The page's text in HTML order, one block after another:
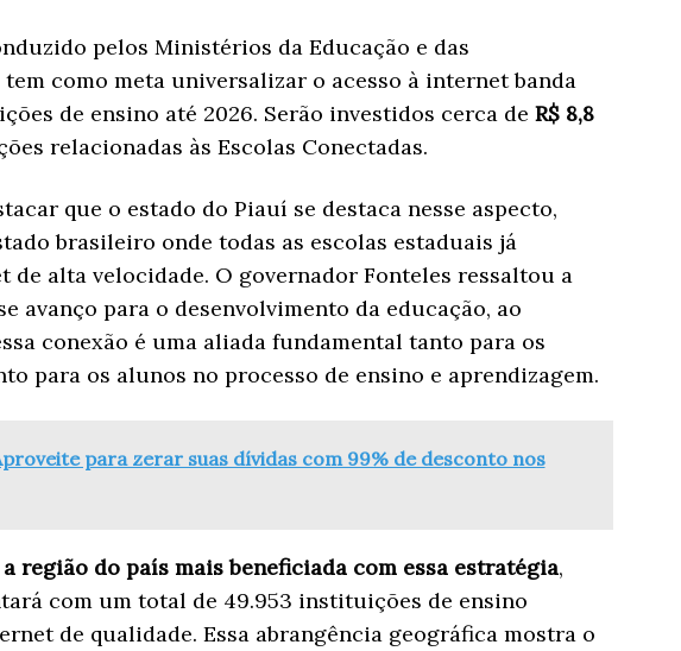
pelos Ministérios da Educação e das
como meta universalizar o acesso à internet banda
de ensino até 2026. Serão investidos cerca de R$ 8,8
relacionadas às Escolas Conectadas.
que o estado do Piauí se destaca nesse aspecto,
brasileiro onde todas as escolas estaduais já
de alta velocidade. O governador Fonteles ressaltou a
avanço para o desenvolvimento da educação, ao
conexão é uma aliada fundamental tanto para os
para os alunos no processo de ensino e aprendizagem.
para zerar suas dívidas com 99% de desconto nos
região do país mais beneficiada com essa estratégia,
com um total de 49.953 instituições de ensino
de qualidade. Essa abrangência geográfica mostra o